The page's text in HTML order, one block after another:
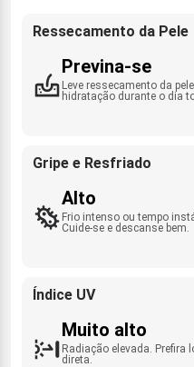
Ressecamento da Pele
Previna-se
Leve ressecamento da
hidratação durante o dia
Gripe e Resfriado
Alto
Frio intenso ou tempo
Cuide-se e descanse bem.
Índice UV
Muito alto
Radiação elevada. Prefira
direta.